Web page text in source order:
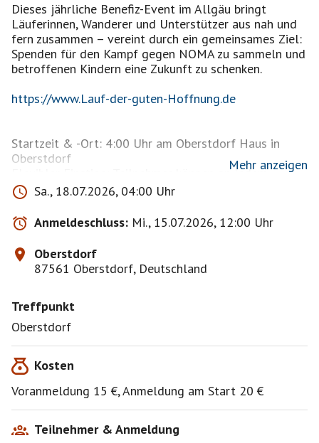
Dieses jährliche Benefiz-Event im Allgäu bringt
Läuferinnen, Wanderer und Unterstützer aus nah und
fern zusammen – vereint durch ein gemeinsames Ziel:
Spenden für den Kampf gegen NOMA zu sammeln und
betroffenen Kindern eine Zukunft zu schenken.
https://www.Lauf-der-guten-Hoffnung.de
Startzeit & -Ort: 4:00 Uhr am Oberstdorf Haus in
Oberstdorf
Flexibler Einstieg: Teilnehmer können an jedem
Etappenziel ein- oder aussteigen
Streckenverlauf: Über gut begehbare Wanderwege
zwischen Oberstdorf und Immenstadt
Ziel: Marienplatz in Immenstadt.
Ich habe vorab schon mal ein Zimmer vom 17.-19.7.
gebucht.
Es kommt auch überhaupt nicht auf die
Geschwindigkeit an oder wie viele Kilometer man
Die Strecke soll landschaftlich sehr schön sein, ist
🌞🧍🏽‍♀️🌄🏞️🚶🏽‍♀️🌲🌞
Mehr anzeigen
Sa., 18.07.2026, 04:00 Uhr
Anmeldeschluss: Mi., 15.07.2026, 12:00 Uhr
Oberstdorf
87561 Oberstdorf, Deutschland
Treffpunkt
Oberstdorf
Kosten
Voranmeldung 15 €, Anmeldung am Start 20 €
Teilnehmer & Anmeldung